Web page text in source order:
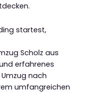
startest,
Scholz aus
erfahrenes
nach
umfangreichen